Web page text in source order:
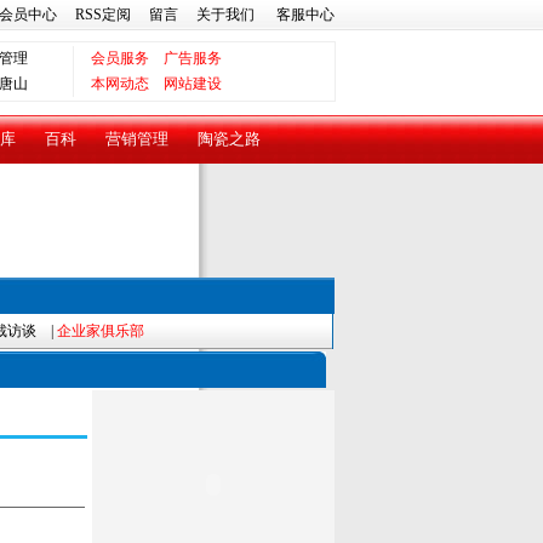
会员中心 RSS定阅 留言 关于我们 客服中心
理 会员服务
广告服务
山
本网动态 网站建设
百科 营销管理 陶瓷之路
访谈 企业家俱乐部